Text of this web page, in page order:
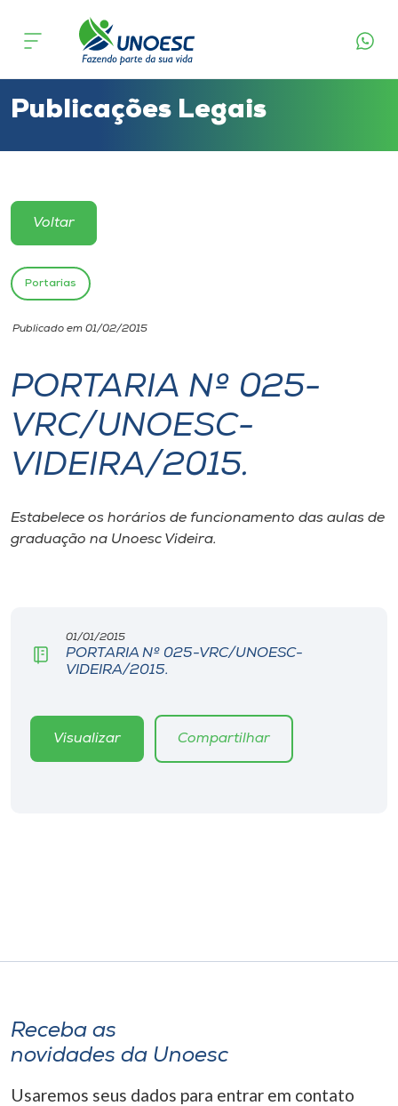
Cursos
Atendimento ao Estudante
Portal de Ensino
Unoesc
Internacionalização
I.nova
Cultura
Biblioteca
Rádio
Selecione
A+
Publicações Legais
Voltar
Portarias
Publicado em 01/02/2015
PORTARIA Nº 025-
VRC/UNOESC-
VIDEIRA/2015.
Estabelece os horários de funcionamento das aulas de
graduação na Unoesc Videira.
01/01/2015
PORTARIA Nº 025-VRC/UNOESC-
VIDEIRA/2015.
Visualizar Compartilhar
Receba as
novidades da Unoesc
Usaremos seus dados para entrar em contato